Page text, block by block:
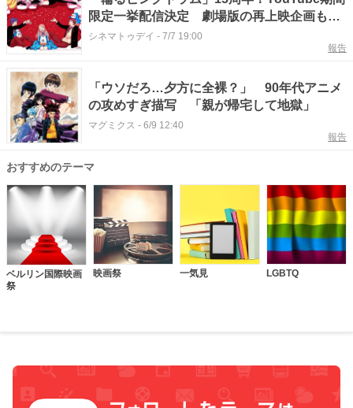
限定一挙配信決定 劇場版の再上映企画も進
行中
シネマトゥデイ - 7/7 19:00
報告
「ウソだろ…夕方に全裸？」 90年代アニメ
の攻めすぎ描写 「親が帰宅して地獄」
マグミクス - 6/9 12:40
報告
おすすめのテーマ
ベルリン国際映画
祭
映画祭 一気見 LGBTQ